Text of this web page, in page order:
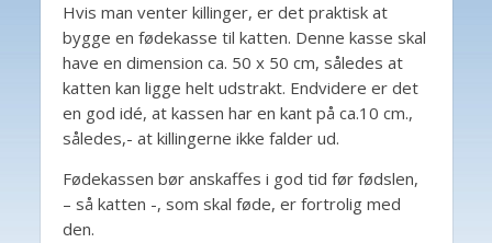
Hvis man venter killinger, er det praktisk at
bygge en fødekasse til katten. Denne kasse skal
have en dimension ca. 50 x 50 cm, således at
katten kan ligge helt udstrakt. Endvidere er det
en god idé, at kassen har en kant på ca.10 cm.,
således,- at killingerne ikke falder ud.
Fødekassen bør anskaffes i god tid før fødslen,
– så katten -, som skal føde, er fortrolig med
den.